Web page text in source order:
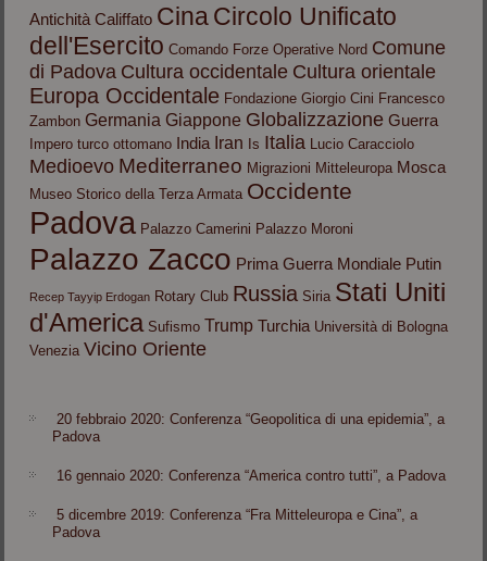
Antichità Califfato CinaCircolo Unificato
dell'Esercito Comando Forze Operative Nord Comune
di Padova Cultura occidentale Cultura orientale
Europa Occidentale Fondazione Giorgio Cini Francesco
Zambon Germania Giappone Globalizzazione Guerra
Impero turco ottomano India Iran Is Italia Lucio Caracciolo
Medioevo Mediterraneo Migrazioni Mitteleuropa Mosca
Museo Storico della Terza Armata Occidente
Padova Palazzo Camerini Palazzo Moroni
Palazzo Zacco Prima Guerra Mondiale Putin
Recep Tayyip Erdogan Rotary Club Russia Siria Stati Uniti
d'America Sufismo Trump Turchia Università di Bologna
Venezia Vicino Oriente
20 febbraio 2020: Conferenza “Geopolitica di una epidemia”, a
Padova
16 gennaio 2020: Conferenza “America contro tutti”, a Padova
5 dicembre 2019: Conferenza “Fra Mitteleuropa e Cina”, a
Padova